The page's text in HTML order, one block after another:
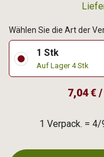
1 Verpack. =
Wählen Sie die Art der
1 Stk
Auf Lager 4 Stk
7,04 €